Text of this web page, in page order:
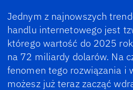
Jednym z najnowszych
handlu internetowego jest
którego wartość do 2025
na 72 miliardy dolarów. Na
fenomen tego rozwiązania i
możesz już teraz zacząć